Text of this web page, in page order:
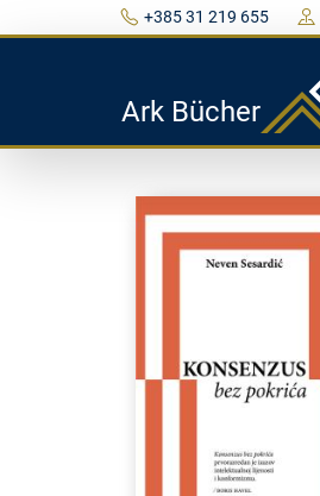
+385 31 219 655
Ark Bücher